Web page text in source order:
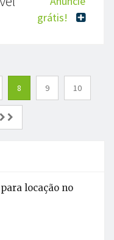
grátis!
8 9 10
locação no